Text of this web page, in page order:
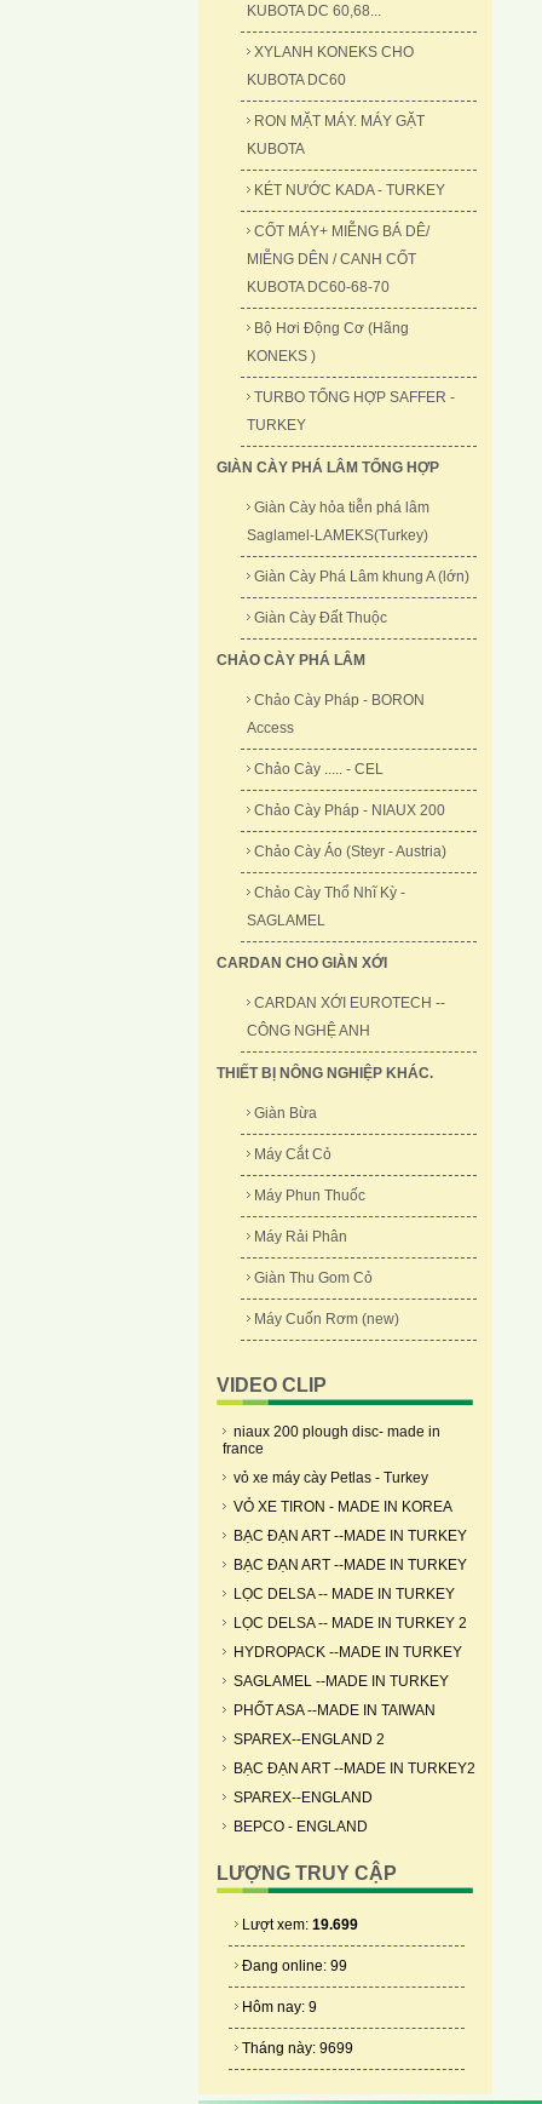
KUBOTA DC 60,68...
XYLANH KONEKS CHO
KUBOTA DC60
RON MẶT MÁY. MÁY GẶT
KUBOTA
KÉT NƯỚC KADA - TURKEY
CỐT MÁY+ MIỄNG BÁ DÊ/
MIỄNG DÊN / CANH CỐT
KUBOTA DC60-68-70
Bộ Hơi Động Cơ (Hãng
KONEKS )
TURBO TỔNG HỢP SAFFER -
TURKEY
GIÀN CÀY PHÁ LÂM TỔNG HỢP
Giàn Cày hỏa tiễn phá lâm
Saglamel-LAMEKS(Turkey)
Giàn Cày Phá Lâm khung A (lớn)
Giàn Cày Đất Thuộc
CHẢO CÀY PHÁ LÂM
Chảo Cày Pháp - BORON
Access
Chảo Cày ..... - CEL
Chảo Cày Pháp - NIAUX 200
Chảo Cày Áo (Steyr - Austria)
Chảo Cày Thổ Nhĩ Kỳ -
SAGLAMEL
CARDAN CHO GIÀN XỚI
CARDAN XỚI EUROTECH --
CÔNG NGHỆ ANH
THIẾT BỊ NÔNG NGHIỆP KHÁC.
Giàn Bừa
Máy Cắt Cỏ
Máy Phun Thuốc
Máy Rải Phân
Giàn Thu Gom Cỏ
Máy Cuốn Rơm (new)
VIDEO CLIP
niaux 200 plough disc- made in
france
vỏ xe máy cày Petlas - Turkey
VỎ XE TIRON - MADE IN KOREA
BẠC ĐẠN ART --MADE IN TURKEY
BẠC ĐẠN ART --MADE IN TURKEY
LỌC DELSA -- MADE IN TURKEY
LỌC DELSA -- MADE IN TURKEY 2
HYDROPACK --MADE IN TURKEY
SAGLAMEL --MADE IN TURKEY
PHỐT ASA --MADE IN TAIWAN
SPAREX--ENGLAND 2
BẠC ĐẠN ART --MADE IN TURKEY2
SPAREX--ENGLAND
BEPCO - ENGLAND
LƯỢNG TRUY CẬP
Lượt xem: 19.699
Đang online: 99
Hôm nay: 9
Tháng này: 9699